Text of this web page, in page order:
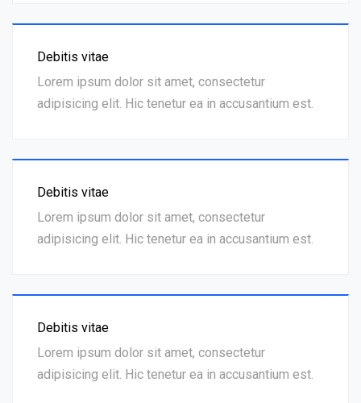
Debitis vitae
Lorem ipsum dolor sit amet, consectetur
adipisicing elit. Hic tenetur ea in accusantium est.
Debitis vitae
Lorem ipsum dolor sit amet, consectetur
adipisicing elit. Hic tenetur ea in accusantium est.
Debitis vitae
Lorem ipsum dolor sit amet, consectetur
adipisicing elit. Hic tenetur ea in accusantium est.